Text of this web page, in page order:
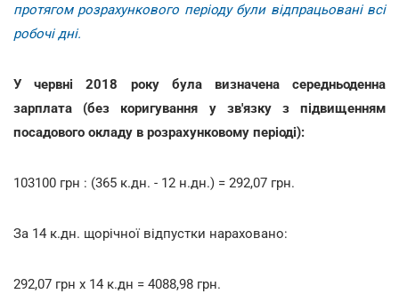
протягом розрахункового періоду були відпрацьовані всі
робочі дні.
У червні 2018 року була визначена середньоденна
зарплата (без коригування у зв'язку з підвищенням
посадового окладу в розрахунковому періоді):
103100 грн : (365 к.дн. - 12 н.дн.) = 292,07 грн.
За 14 к.дн. щорічної відпустки нараховано:
292,07 грн х 14 к.дн = 4088,98 грн.